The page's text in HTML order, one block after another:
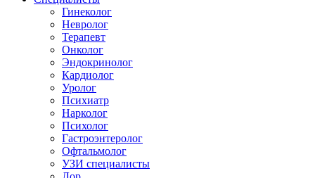
Гинеколог
Невролог
Терапевт
Онколог
Эндокринолог
Кардиолог
Уролог
Психиатр
Нарколог
Психолог
Гастроэнтеролог
Офтальмолог
УЗИ специалисты